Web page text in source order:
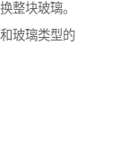
整块玻璃。
玻璃类型的